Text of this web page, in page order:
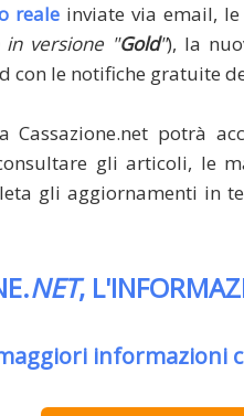
reale inviate via email, le
in versione "Gold"), la
con le notifiche gratuite
Cassazione.net potrà
gli articoli, le
gli aggiornamenti in
NET,
informazioni